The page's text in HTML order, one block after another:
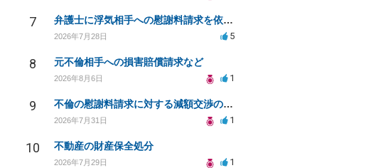
7 弁護士に浮気相手への慰謝料請求を依頼する費用相場は？
2026年7月28日 5
8 元不倫相手への損害賠償請求など
2026年8月6日 1
9 不倫の慰謝料請求に対する減額交渉の可能性と対策
2026年7月31日 1
10 不動産の財産保全処分
2026年7月29日 1